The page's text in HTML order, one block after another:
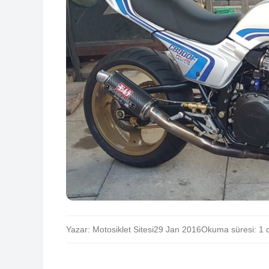
Yazar: Motosiklet Sitesi29 Jan 2016Okuma süresi: 1